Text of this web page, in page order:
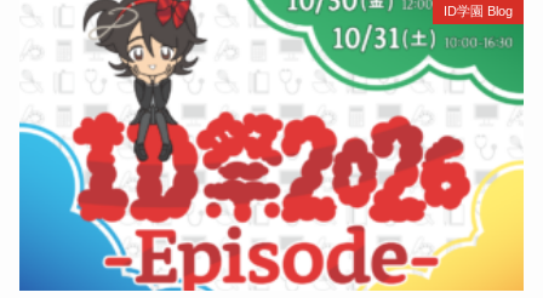
ID学園 Blog